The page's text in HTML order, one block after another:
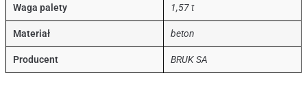
Waga palety 1,57 t
Materiał beton
Producent BRUK SA